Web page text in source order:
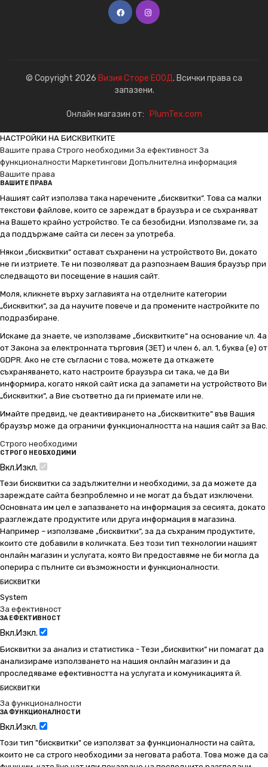
© Copyright 2026 Визия Сторе ЕООД. Всички права са
запазени.
Онлайн магазин от: PlumTex.com
НАСТРОЙКИ НА БИСКВИТКИТЕ
Вашите права Строго необходими За ефективност За
функционалности Маркетингови Допълнителна информация
Вашите права
ВАШИТЕ ПРАВА
Нашият сайт използва така наречените „бисквитки“. Това са малки
текстови файлове, които се зареждат в браузъра и се съхраняват
на Вашето крайно устройство. Те са безобидни. Използваме ги, за
да поддържаме сайта си лесен за употреба.
Някои „бисквитки“ остават съхранени на устройството Ви, докато
не ги изтриете. Те ни позволяват да разпознаем Вашия браузър при
следващото ви посещение в нашия сайт.
Моля, кликнете върху заглавията на отделните категории
„бисквитки“, за да научите повече и да промените настройките по
подразбиране.
Искаме да знаете, че използваме „бисквитките“ на основание чл. 4а
от Закона за електронната търговия (ЗЕТ) и член 6, ал. 1, буква (е) от
GDPR. Ако не сте съгласни с това, можете да откажете
съхраняването, като настроите браузъра си така, че да Ви
информира, когато някой сайт иска да запамети на устройството Ви
„бисквитки“, а Вие съответно да ги приемате или не.
Имайте предвид, че деактивирането на „бисквитките“ във Вашия
браузър може да ограничи функционалността на нашия сайт за Вас.
Строго необходими
СТРОГО НЕОБХОДИМИ
Вкл.Изкл.
Тези бисквитки са задължителни и необходими, за да можете да
зареждате сайта безпроблемно и не могат да бъдат изключени.
Основната им цел е запазването на информация за сесията, докато
разглеждате продуктите или друга информация в магазина.
Например – използваме „бисквитки“, за да съхраним продуктите,
които сте добавили в количката. Без този тип технологии нашият
онлайн магазин и услугата, която Ви предоставяме не би могла да
оперира с пълните си възможности и функционалности.
БИСКВИТКИ
System
За ефективност
ЗА ЕФЕКТИВНОСТ
Вкл.Изкл.
Бисквитки за анализ и статистика - Тези „бисквитки“ ни помагат да
анализираме използването на нашия онлайн магазин и да
проследяваме ефективността на услугата и комуникацията й.
БИСКВИТКИ
За функционалности
ЗА ФУНКЦИОНАЛНОСТИ
Вкл.Изкл.
Този тип "бисквитки" се използват за функционалности на сайта,
които не са строго необходими за неговата работа. Това може да са